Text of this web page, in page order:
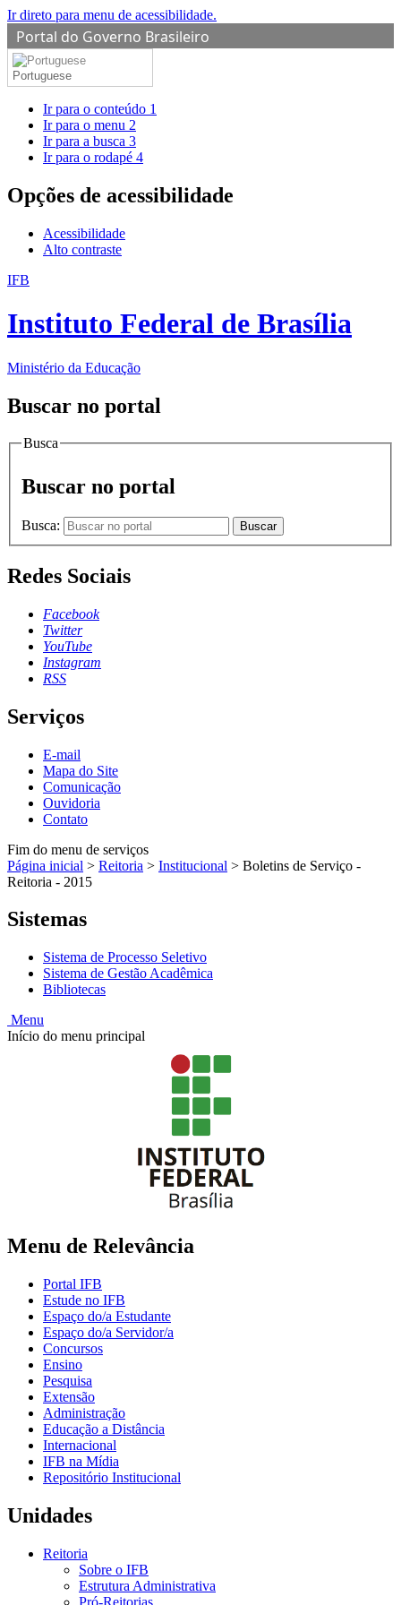
Ir direto para menu de acessibilidade.
Portal do Governo Brasileiro
Portuguese
Ir para o conteúdo 1
Ir para o menu 2
Ir para a busca 3
Ir para o rodapé 4
Opções de acessibilidade
Acessibilidade
Alto contraste
IFB
Instituto Federal de Brasília
Ministério da Educação
Buscar no portal
Busca
Buscar no portal
Busca: Buscar
Redes Sociais
Facebook
Twitter
YouTube
Instagram
RSS
Serviços
E-mail
Mapa do Site
Comunicação
Ouvidoria
Contato
Fim do menu de serviços
Página inicial > Reitoria > Institucional > Boletins de Serviço -
Reitoria - 2015
Sistemas
Sistema de Processo Seletivo
Sistema de Gestão Acadêmica
Bibliotecas
Menu
Início do menu principal
Menu de Relevância
Portal IFB
Estude no IFB
Espaço do/a Estudante
Espaço do/a Servidor/a
Concursos
Ensino
Pesquisa
Extensão
Administração
Educação a Distância
Internacional
IFB na Mídia
Repositório Institucional
Unidades
Reitoria
Sobre o IFB
Estrutura Administrativa
Pró-Reitorias